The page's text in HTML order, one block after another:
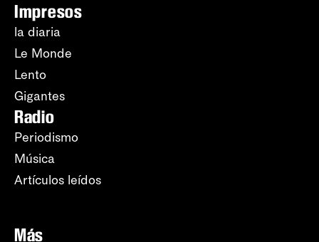
Impresos
la diaria
Le Monde
Lento
Gigantes
Radio
Periodismo
Música
Artículos leídos
Más